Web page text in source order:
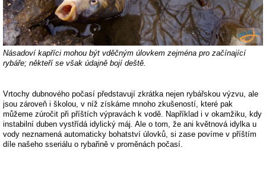
Násadoví kapříci mohou být vděčným úlovkem zejména pro začínající
rybáře; někteří se však údajně bojí deště.
Vrtochy dubnového počasí představují zkrátka nejen rybářskou výzvu, ale
jsou zároveň i školou, v níž získáme mnoho zkušeností, které pak
můžeme zúročit při příštích výpravách k vodě. Například i v okamžiku, kdy
instabilní duben vystřídá idylický máj. Ale o tom, že ani květnová idylka u
vody neznamená automaticky bohatství úlovků, si zase povíme v příštím
díle našeho sseriálu o rybařině v proměnách počasí.